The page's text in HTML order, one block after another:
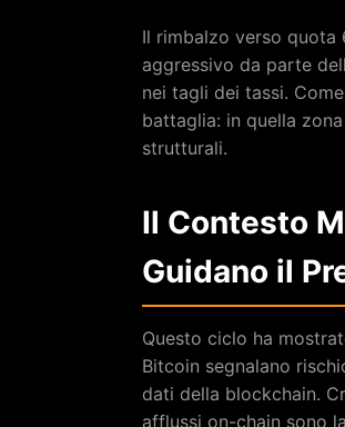
Il rimbalzo verso
aggressivo da parte
nei tagli dei tassi.
battaglia: in quella
strutturali.
Il Contesto
Guidano il
Questo ciclo ha
Bitcoin segnalano
dati della blockchain.
afflussi on-chain sono